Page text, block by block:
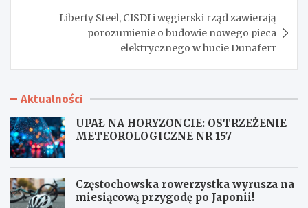
Liberty Steel, CISDI i węgierski rząd zawierają
porozumienie o budowie nowego pieca
elektrycznego w hucie Dunaferr
Aktualności
UPAŁ NA HORYZONCIE: OSTRZEŻENIE
METEOROLOGICZNE NR 157
Częstochowska rowerzystka wyrusza na
miesiącową przygodę po Japonii!